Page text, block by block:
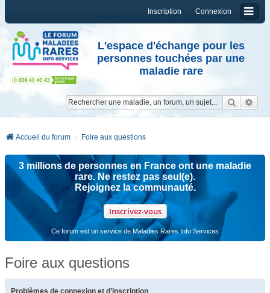
Connexion
Inscription
L'espace d'échange pour les
personnes touchées par une
maladie rare
Accueil du forum Foire aux questions
3 millions de personnes en France ont une maladie
rare. Ne restez pas seul(e).
Rejoignez la communauté.
Inscrivez-vous
Ce forum est un service de Maladies Rares Info Services
Foire aux questions
Problèmes de connexion et d’inscription